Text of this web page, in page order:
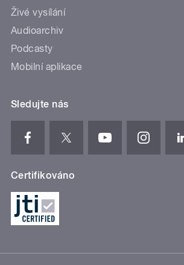
Živé vysílání
Audioarchiv
Podcasty
Mobilní aplikace
Sledujte nás
Certifikováno